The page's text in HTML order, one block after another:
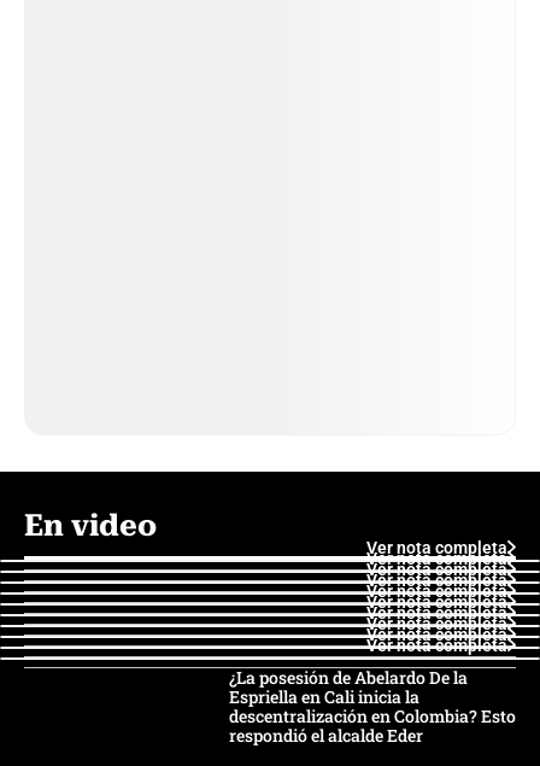
En video
Ver nota completa
Ver nota completa
Ver nota completa
Ver nota completa
Ver nota completa
Ver nota completa
Ver nota completa
Ver nota completa
Ver nota completa
Ver nota completa
¿La posesión de Abelardo De la
Espriella en Cali inicia la
descentralización en Colombia? Esto
respondió el alcalde Eder